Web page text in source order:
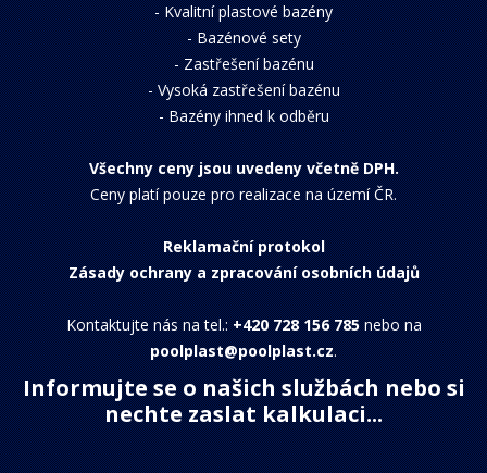
-Kvalitní plastové bazény
-Bazénové sety
-Zastřešení bazénu
-Vysoká zastřešení bazénu
-Bazény ihned k odběru
Všechny ceny jsou uvedeny včetně DPH.
Ceny platí pouze pro realizace na území ČR.
Reklamační protokol
Zásady ochrany a zpracování osobních údajů
Kontaktujte nás na tel.:+420 728 156 785nebo na
poolplast@poolplast.cz.
Informujte se o našich službách nebo si
nechte zaslat kalkulaci...